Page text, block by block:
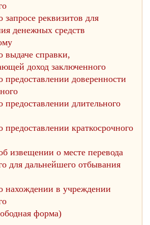
запросе реквизитов для
денежных средств
выдаче справки,
доход заключенного
предоставлении доверенности
предоставлении длительного
предоставлении краткосрочного
извещении о месте перевода
для дальнейшего отбывания
нахождении в учреждении
форма)